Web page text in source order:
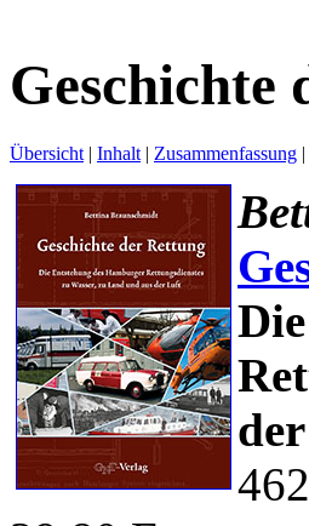
Geschichte
Übersicht | Inhalt | Zusammenfassung |